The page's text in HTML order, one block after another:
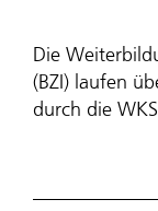
Die
(BZI) laufen
durch die